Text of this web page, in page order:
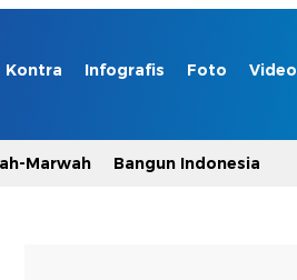
Kontra Infografis Foto Video
Marwah Bangun Indonesia